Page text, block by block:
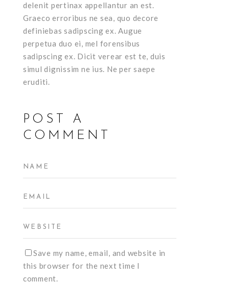
delenit pertinax appellantur an est.
Graeco erroribus ne sea, quo decore
definiebas sadipscing ex. Augue
perpetua duo ei, mel forensibus
sadipscing ex. Dicit verear est te, duis
simul dignissim ne ius. Ne per saepe
eruditi.
POST A
COMMENT
Save my name, email, and website in
this browser for the next time I
comment.